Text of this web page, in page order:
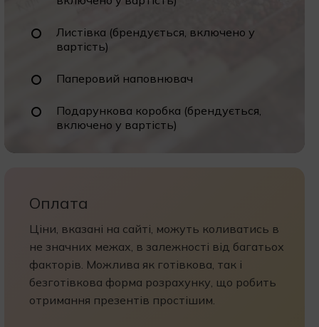
Листівка (брендується, включено у
вартість)
Паперовий наповнювач
Подарункова коробка (брендується,
включено у вартість)
Оплата
Ціни, вказані на сайті, можуть коливатись в
не значних межах, в залежності від багатьох
факторів. Можлива як готівкова, так і
безготівкова форма розрахунку, що робить
отримання презентів простішим.